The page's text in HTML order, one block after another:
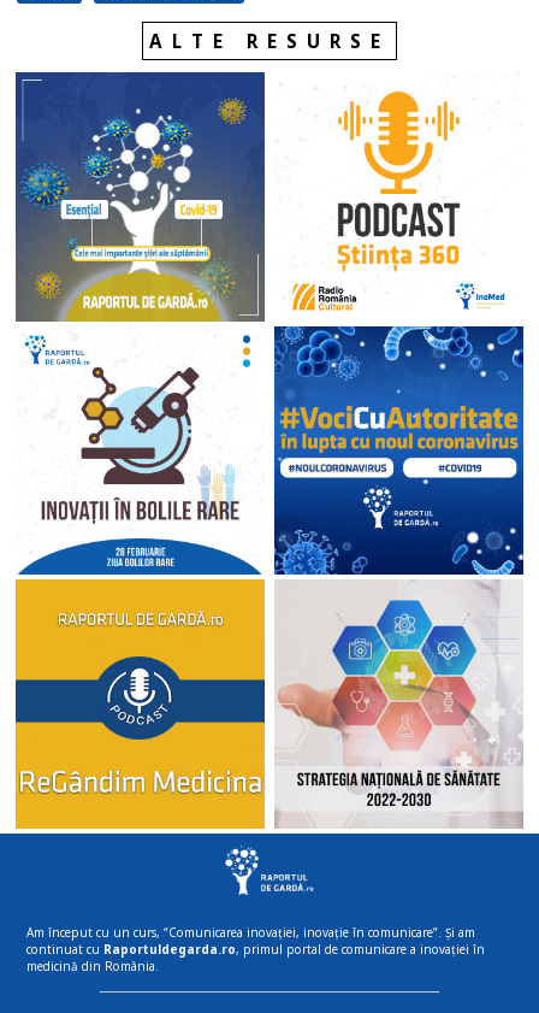
ALTE RESURSE
Am început cu un curs, “Comunicarea inovației, inovație în comunicare”. Și am
continuat cu Raportuldegarda.ro, primul portal de comunicare a inovației în
medicină din România.